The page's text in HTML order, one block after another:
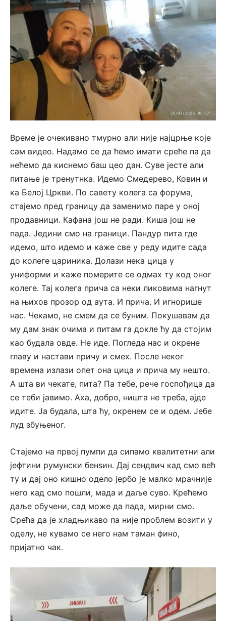
Време је очекивано тмурно али није најцрње које
сам видео. Надамо се да ћемо имати среће па да
нећемо да киснемо баш цео дан. Суве јесте али
питање је тренутнка. Идемо Смедерево, Ковин и
ка Белој Цркви. По савету колега са форума,
стајемо пред границу да заменимо паре у оној
продавници. Кафана још не ради. Киша још не
пада. Једини смо на граници. Пандур пита где
идемо, што идемо и каже све у реду идите сада
до колеге цариника. Долази нека цица у
униформи и каже померите се одмах ту код оног
колеге. Тај колега прича са неки ликовима нагнут
на њихов прозор од аута. И прича. И игнорише
нас. Чекамо, не смем да се буним. Покушавам да
му дам знак очима и питам га докле ћу да стојим
као будала овде. Не иде. Погледа нас и окрене
главу и настави причу и смех. После неког
времена излази опет она цица и прича му нешто.
А шта ви чекате, пита? Па тебе, рече госпођица да
се теби јавимо. Аха, добро, ништа не треба, ајде
идите. Ја будала, шта ћу, окренем се и одем. Јебе
луд збуњеног.
Стајемо на првој пумпи да сипамо квалитетни али
јефтини румунски бенѕин. Дај сендвич кад смо већ
ту и дај оно кишно одело јербо је малко мрачније
него кад смо пошли, мада и даље суво. Крећемо
даље обучени, сад може да пада, мирни смо.
Срећа да је хладњикаво па није проблем возити у
оделу, не кувамо се него нам таман фино,
пријатно чак.